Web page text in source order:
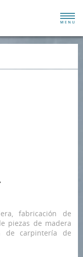
fabricación de
piezas de madera
de carpintería de